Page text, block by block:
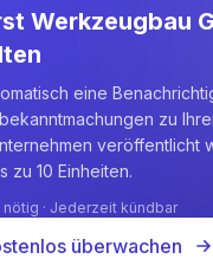
Werkzeugbau
eine
zu
veröffentlicht
zu 10 Einheiten.
· Jederzeit kündbar
überwachen